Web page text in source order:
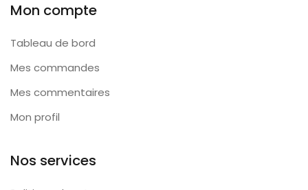
Mon compte
Tableau de bord
Mes commandes
Mes commentaires
Mon profil
Nos services